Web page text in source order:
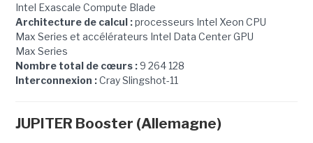
Intel Exascale Compute Blade
Architecture de calcul :processeurs Intel Xeon CPU
Max Series et accélérateurs Intel Data Center GPU
Max Series
Nombre total de cœurs :9 264 128
Interconnexion :Cray Slingshot-11
JUPITER Booster (Allemagne)